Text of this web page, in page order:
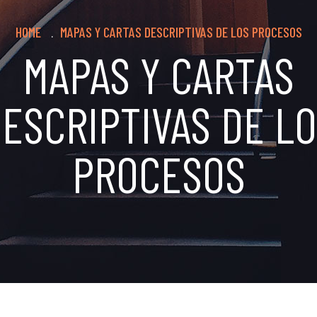
Breadcrumb
HOME . MAPAS Y CARTAS DESCRIPTIVAS DE LOS PROCESOS
MAPAS Y CARTAS
DE
PROCESOS